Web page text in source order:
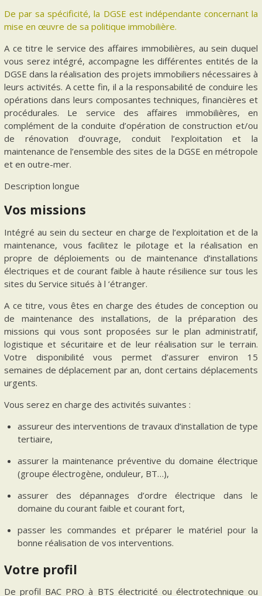
De par sa spécificité, la DGSE est indépendante concernant la
mise en œuvre de sa politique immobilière.
A ce titre le service des affaires immobilières, au sein duquel
vous serez intégré, accompagne les différentes entités de la
DGSE dans la réalisation des projets immobiliers nécessaires à
leurs activités. A cette fin, il a la responsabilité de conduire les
opérations dans leurs composantes techniques, financières et
procédurales. Le service des affaires immobilières, en
complément de la conduite d’opération de construction et/ou
de rénovation d’ouvrage, conduit l’exploitation et la
maintenance de l’ensemble des sites de la DGSE en métropole
et en outre-mer.
Description longue
Vos missions
Intégré au sein du secteur en charge de l’exploitation et de la
maintenance, vous facilitez le pilotage et la réalisation en
propre de déploiements ou de maintenance d’installations
électriques et de courant faible à haute résilience sur tous les
sites du Service situés à l ‘étranger.
A ce titre, vous êtes en charge des études de conception ou
de maintenance des installations, de la préparation des
missions qui vous sont proposées sur le plan administratif,
logistique et sécuritaire et de leur réalisation sur le terrain.
Votre disponibilité vous permet d’assurer environ 15
semaines de déplacement par an, dont certains déplacements
urgents.
Vous serez en charge des activités suivantes :
assureur des interventions de travaux d’installation de type
tertiaire,
assurer la maintenance préventive du domaine électrique
(groupe électrogène, onduleur, BT…),
assurer des dépannages d’ordre électrique dans le
domaine du courant faible et courant fort,
passer les commandes et préparer le matériel pour la
bonne réalisation de vos interventions.
Votre profil
De profil BAC PRO à BTS électricité ou électrotechnique ou